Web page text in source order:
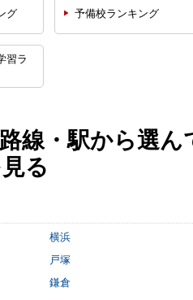
グ 予備校ランキング
習ラ
線・駅から選
る
横浜
戸塚
鎌倉